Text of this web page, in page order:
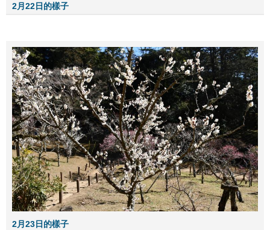
2月22日的樣子
2月23日的樣子